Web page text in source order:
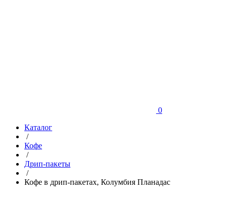
0
Каталог
/
Кофе
/
Дрип-пакеты
/
Кофе в дрип-пакетах, Колумбия Планадас